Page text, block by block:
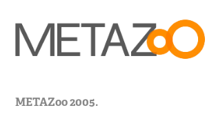
METAZoo 2005.